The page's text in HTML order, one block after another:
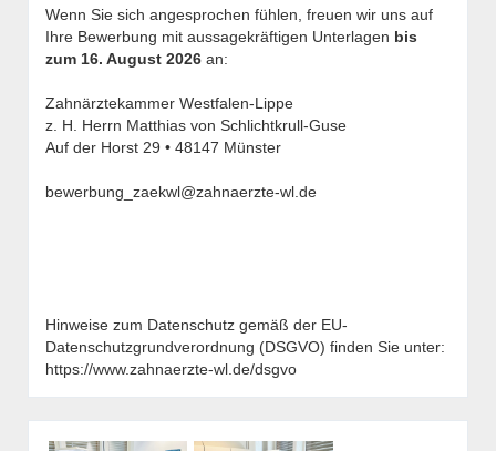
Wenn Sie sich angesprochen fühlen, freuen wir uns auf
Ihre Bewerbung mit aussagekräftigen Unterlagen bis
zum 16. August 2026 an:
Zahnärztekammer Westfalen-Lippe
z. H. Herrn Matthias von Schlichtkrull-Guse
Auf der Horst 29 • 48147 Münster
bewerbung_zaekwl@zahnaerzte-wl.de
Hinweise zum Datenschutz gemäß der EU-
Datenschutzgrundverordnung (DSGVO) finden Sie unter:
https://www.zahnaerzte-wl.de/dsgvo